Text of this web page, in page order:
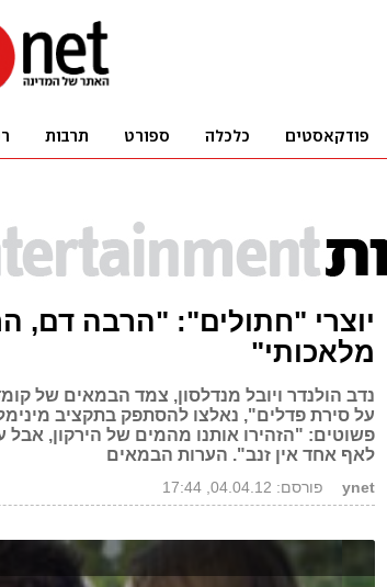
יוצרי "חתולים": "הרבה דם,
מלאכותי"
נדב הולנדר ויובל מנדלסון, צמד הבמאים של
על סירת פדלים", נאלצו להסתפק בתקציב
פשוטים: "הזהירו אותנו מהמים של הירקון, אבל
לאף אחד אין זנב". הערות הבמאים
ynet פורסם: 04.04.12, 17:44